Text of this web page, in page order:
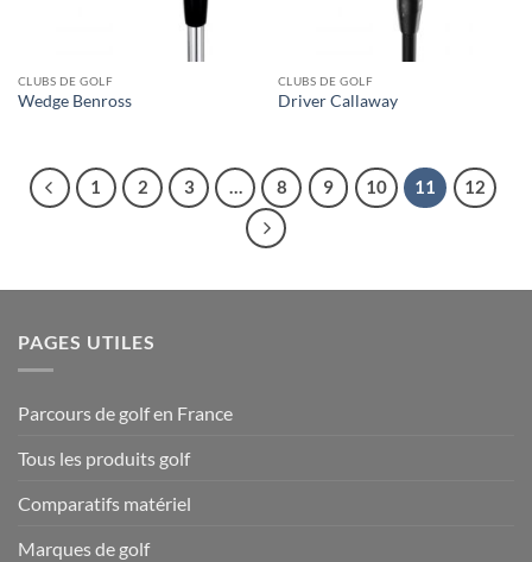
CLUBS DE GOLF
Wedge Benross
CLUBS DE GOLF
Driver Callaway
1 2 3 … 8 9 10 11 12
PAGES UTILES
Parcours de golf en France
Tous les produits golf
Comparatifs matériel
Marques de golf